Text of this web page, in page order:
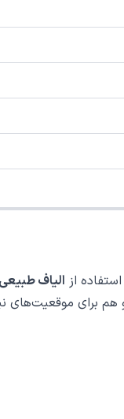
از الیاف طبیعی 100٪ پنبه
برای موقعیت‌های